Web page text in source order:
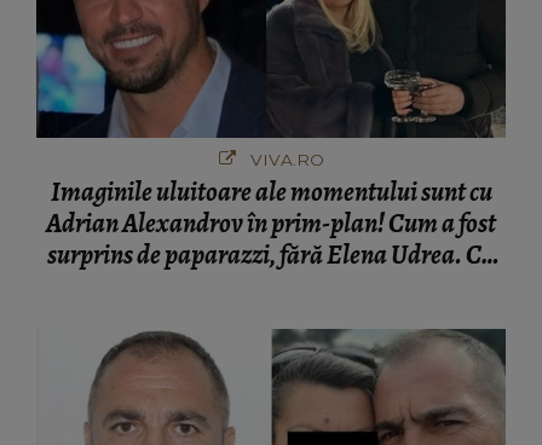
VIVA.RO
Imaginile uluitoare ale momentului sunt cu
Adrian Alexandrov în prim-plan! Cum a fost
surprins de paparazzi, fără Elena Udrea. Cu